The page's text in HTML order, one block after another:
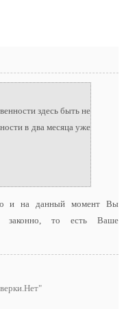
здесь быть не
в два месяца уже
и на данный момент Вы
законно, то есть Ваше